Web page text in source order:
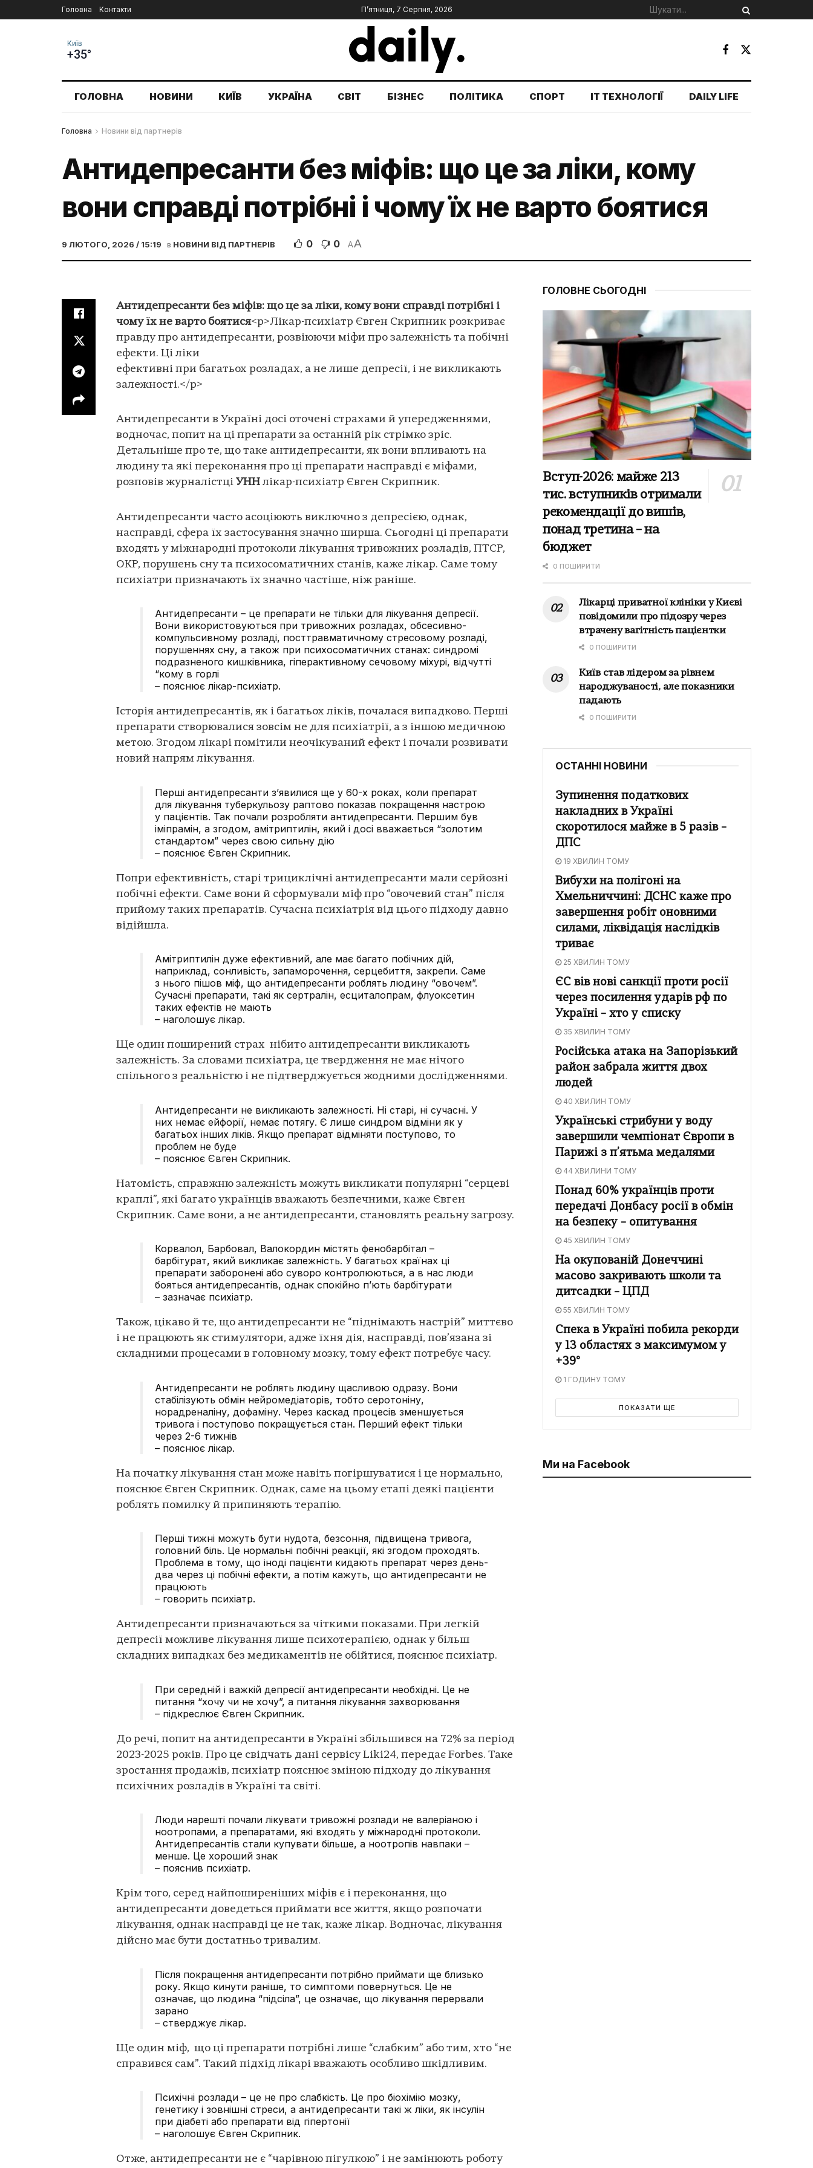
Головна Контакти П’ятниця, 7 Серпня, 2026
Київ
+35°
ГОЛОВНА НОВИНИ КИЇВ УКРАЇНА СВІТ БІЗНЕС ПОЛІТИКА СПОРТ IT ТЕХНОЛОГІЇ DAILY LIFE
Головна Новини від партнерів
Антидепресанти без міфів: що це за ліки, кому
вони справді потрібні і чому їх не варто боятися
9 ЛЮТОГО, 2026 / 15:19 в НОВИНИ ВІД ПАРТНЕРІВ 0 0 AA
Антидепресанти без міфів: що це за ліки, кому вони справді потрібні і
чому їх не варто боятися<p>Лікар-психіатр Євген Скрипник розкриває
правду про антидепресанти, розвіюючи міфи про залежність та побічні
ефекти. Ці ліки
ефективні при багатьох розладах, а не лише депресії, і не викликають
залежності.</p>
Антидепресанти в Україні досі оточені страхами й упередженнями,
водночас, попит на ці препарати за останній рік стрімко зріс.
Детальніше про те, що таке антидепресанти, як вони впливають на
людину та які переконання про ці препарати насправді є міфами,
розповів журналістці УНН лікар-психіатр Євген Скрипник.
Антидепресанти часто асоціюють виключно з депресією, однак,
насправді, сфера їх застосування значно ширша. Сьогодні ці препарати
входять у міжнародні протоколи лікування тривожних розладів, ПТСР,
ОКР, порушень сну та психосоматичних станів, каже лікар. Саме тому
психіатри призначають їх значно частіше, ніж раніше.
Антидепресанти – це препарати не тільки для лікування депресії.
Вони використовуються при тривожних розладах, обсесивно-
компульсивному розладі, посттравматичному стресовому розладі,
порушеннях сну, а також при психосоматичних станах: синдромі
подразненого кишківника, гіперактивному сечовому міхурі, відчутті
“кому в горлі
– пояснює лікар-психіатр.
Історія антидепресантів, як і багатьох ліків, почалася випадково. Перші
препарати створювалися зовсім не для психіатрії, а з іншою медичною
метою. Згодом лікарі помітили неочікуваний ефект і почали розвивати
новий напрям лікування.
Перші антидепресанти з’явилися ще у 60-х роках, коли препарат
для лікування туберкульозу раптово показав покращення настрою
у пацієнтів. Так почали розробляти антидепресанти. Першим був
іміпрамін, а згодом, амітриптилін, який і досі вважається “золотим
стандартом” через свою сильну дію
– пояснює Євген Скрипник.
Попри ефективність, старі трициклічні антидепресанти мали серйозні
побічні ефекти. Саме вони й сформували міф про “овочевий стан” після
прийому таких препаратів. Сучасна психіатрія від цього підходу давно
відійшла.
Амітриптилін дуже ефективний, але має багато побічних дій,
наприклад, сонливість, запаморочення, серцебиття, закрепи. Саме
з нього пішов міф, що антидепресанти роблять людину “овочем”.
Сучасні препарати, такі як сертралін, есциталопрам, флуоксетин
таких ефектів не мають
– наголошує лікар.
Ще один поширений страх нібито антидепресанти викликають
залежність. За словами психіатра, це твердження не має нічого
спільного з реальністю і не підтверджується жодними дослідженнями.
Антидепресанти не викликають залежності. Ні старі, ні сучасні. У
них немає ейфорії, немає потягу. Є лише синдром відміни як у
багатьох інших ліків. Якщо препарат відміняти поступово, то
проблем не буде
– пояснює Євген Скрипник.
Натомість, справжню залежність можуть викликати популярні “серцеві
краплі”, які багато українців вважають безпечними, каже Євген
Скрипник. Саме вони, а не антидепресанти, становлять реальну загрозу.
Корвалол, Барбовал, Валокордин містять фенобарбітал –
барбітурат, який викликає залежність. У багатьох країнах ці
препарати заборонені або суворо контролюються, а в нас люди
бояться антидепресантів, однак спокійно п’ють барбітурати
– зазначає психіатр.
Також, цікаво й те, що антидепресанти не “піднімають настрій” миттєво
і не працюють як стимулятори, адже їхня дія, насправді, пов’язана зі
складними процесами в головному мозку, тому ефект потребує часу.
Антидепресанти не роблять людину щасливою одразу. Вони
стабілізують обмін нейромедіаторів, тобто серотоніну,
норадреналіну, дофаміну. Через каскад процесів зменшується
тривога і поступово покращується стан. Перший ефект тільки
через 2-6 тижнів
– пояснює лікар.
На початку лікування стан може навіть погіршуватися і це нормально,
пояснює Євген Скрипник. Однак, саме на цьому етапі деякі пацієнти
роблять помилку й припиняють терапію.
Перші тижні можуть бути нудота, безсоння, підвищена тривога,
головний біль. Це нормальні побічні реакції, які згодом проходять.
Проблема в тому, що іноді пацієнти кидають препарат через день-
два через ці побічні ефекти, а потім кажуть, що антидепресанти не
працюють
– говорить психіатр.
Антидепресанти призначаються за чіткими показами. При легкій
депресії можливе лікування лише психотерапією, однак у більш
складних випадках без медикаментів не обійтися, пояснює психіатр.
При середній і важкій депресії антидепресанти необхідні. Це не
питання “хочу чи не хочу”, а питання лікування захворювання
– підкреслює Євген Скрипник.
До речі, попит на антидепресанти в Україні збільшився на 72% за період
2023-2025 років. Про це свідчать дані сервісу Liki24, передає Forbes. Таке
зростання продажів, психіатр пояснює зміною підходу до лікування
психічних розладів в Україні та світі.
Люди нарешті почали лікувати тривожні розлади не валеріаною і
ноотропами, а препаратами, які входять у міжнародні протоколи.
Антидепресантів стали купувати більше, а ноотропів навпаки –
менше. Це хороший знак
– пояснив психіатр.
Крім того, серед найпоширеніших міфів є і переконання, що
антидепресанти доведеться приймати все життя, якщо розпочати
лікування, однак насправді це не так, каже лікар. Водночас, лікування
дійсно має бути достатньо тривалим.
Після покращення антидепресанти потрібно приймати ще близько
року. Якщо кинути раніше, то симптоми повернуться. Це не
означає, що людина “підсіла”, це означає, що лікування перервали
зарано
– стверджує лікар.
Ще один міф, що ці препарати потрібні лише “слабким” або тим, хто “не
справився сам”. Такий підхід лікарі вважають особливо шкідливим.
Психічні розлади – це не про слабкість. Це про біохімію мозку,
генетику і зовнішні стреси, а антидепресанти такі ж ліки, як інсулін
при діабеті або препарати від гіпертонії
– наголошує Євген Скрипник.
Отже, антидепресанти не є “чарівною пігулкою” і не замінюють роботу
ГОЛОВНЕ СЬОГОДНІ
Вступ-2026: майже 213
тис. вступників отримали
рекомендації до вишів,
понад третина – на
бюджет
0 ПОШИРИТИ
Лікарці приватної клініки у Києві
повідомили про підозру через
втрачену вагітність пацієнтки
0 ПОШИРИТИ
Київ став лідером за рівнем
народжуваності, але показники
падають
0 ПОШИРИТИ
ОСТАННІ НОВИНИ
Зупинення податкових
накладних в Україні
скоротилося майже в 5 разів –
ДПС
19 ХВИЛИН ТОМУ
Вибухи на полігоні на
Хмельниччині: ДСНС каже про
завершення робіт оновними
силами, ліквідація наслідків
триває
25 ХВИЛИН ТОМУ
ЄС вів нові санкції проти росії
через посилення ударів рф по
Україні – хто у списку
35 ХВИЛИН ТОМУ
Російська атака на Запорізький
район забрала життя двох
людей
40 ХВИЛИН ТОМУ
Українські стрибуни у воду
завершили чемпіонат Європи в
Парижі з п’ятьма медалями
44 ХВИЛИНИ ТОМУ
Понад 60% українців проти
передачі Донбасу росії в обмін
на безпеку – опитування
45 ХВИЛИН ТОМУ
На окупованій Донеччині
масово закривають школи та
дитсадки – ЦПД
55 ХВИЛИН ТОМУ
Спека в Україні побила рекорди
у 13 областях з максимумом у
+39°
1 ГОДИНУ ТОМУ
ПОКАЗАТИ ЩЕ
Ми на Facebook